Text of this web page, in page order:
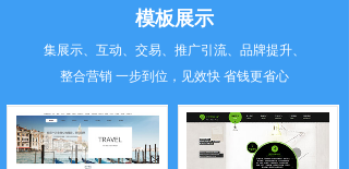
PC+手机版 PC免费版本
手机免费版本 手机收费版本
模板展示
集展示、互动、交易、推广引流、品牌提升、
整合营销 一步到位，见效快 省钱更省心